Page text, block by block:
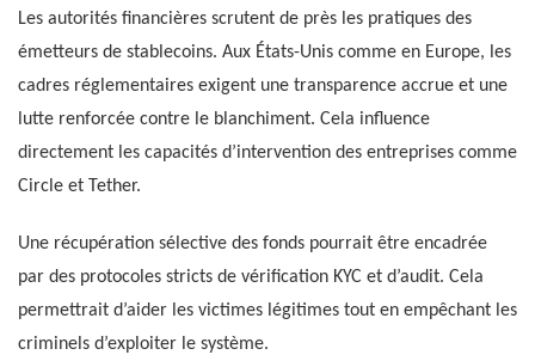
Les autorités financières scrutent de près les pratiques des
émetteurs de stablecoins. Aux États-Unis comme en Europe, les
cadres réglementaires exigent une transparence accrue et une
lutte renforcée contre le blanchiment. Cela influence
directement les capacités d’intervention des entreprises comme
Circle et Tether.
Une récupération sélective des fonds pourrait être encadrée
par des protocoles stricts de vérification KYC et d’audit. Cela
permettrait d’aider les victimes légitimes tout en empêchant les
criminels d’exploiter le système.